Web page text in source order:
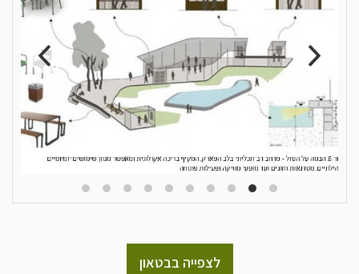
לצפייה בבטאון